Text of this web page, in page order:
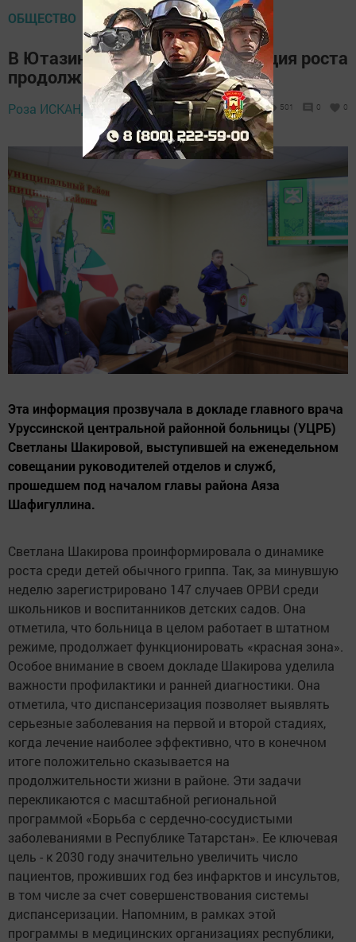
ОБЩЕСТВО
В Ютазинском районе – тенденция роста
продолжительности жизни
Роза ИСКАНДЕР, 22 декабря 2025 - 12:02 501 0 0
Эта информация прозвучала в докладе главного врача
Уруссинской центральной районной больницы (УЦРБ)
Светланы Шакировой, выступившей на еженедельном
совещании руководителей отделов и служб,
прошедшем под началом главы района Аяза
Шафигуллина.
Светлана Шакирова проинформировала о динамике
роста среди детей обычного гриппа. Так, за минувшую
неделю зарегистрировано 147 случаев ОРВИ среди
школьников и воспитанников детских садов. Она
отметила, что больница в целом работает в штатном
режиме, продолжает функционировать «красная зона».
Особое внимание в своем докладе Шакирова уделила
важности профилактики и ранней диагностики. Она
отметила, что диспансеризация позволяет выявлять
серьезные заболевания на первой и второй стадиях,
когда лечение наиболее эффективно, что в конечном
итоге положительно сказывается на
продолжительности жизни в районе. Эти задачи
перекликаются с масштабной региональной
программой «Борьба с сердечно-сосудистыми
заболеваниями в Республике Татарстан». Ее ключевая
цель - к 2030 году значительно увеличить число
пациентов, проживших год без инфарктов и инсультов,
в том числе за счет совершенствования системы
диспансеризации. Напомним, в рамках этой
программы в медицинских организациях республики,